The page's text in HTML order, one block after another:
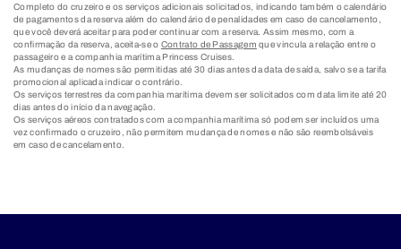
Completo do cruzeiro e os serviços adicionais solicitados, indicando também o calendário
de pagamentos da reserva além do calendário de penalidades em caso de cancelamento,
que você deverá aceitar para poder continuar com a reserva. Assim mesmo, com a
confirmação da reserva, aceita-se o Contrato de Passagem que vincula a relação entre o
passageiro e a companhia marítima Princess Cruises.
As mudanças de nomes são permitidas até 30 dias antes da data de saída, salvo se a tarifa
promocional aplicada indicar o contrário.
Os serviços terrestres da companhia marítima devem ser solicitados com data limite até 20
dias antes do início da navegação.
Os serviços aéreos contratados com a companhia marítima só podem ser incluídos uma
vez confirmado o cruzeiro, não permitem mudança de nomes e não são reembolsáveis
em caso de cancelamento.